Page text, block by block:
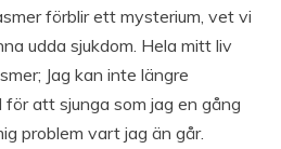
förblir ett mysterium, vet vi
udda sjukdom. Hela mitt liv
Jag kan inte längre
att sjunga som jag en gång
problem vart jag än går.